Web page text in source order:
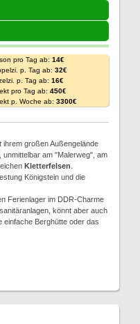
pro Tag ab: 14€
p. Tag ab: 32€
p. Tag ab: 16€
pro Tag ab: 450€
p. Woche ab: 3300€
ihrem großen Außengelände
am "Malerweg", am
Kletterfelsen
Königstein und die
Ferienlager im DDR-Charme
könnt aber auch
Berghütte oder das